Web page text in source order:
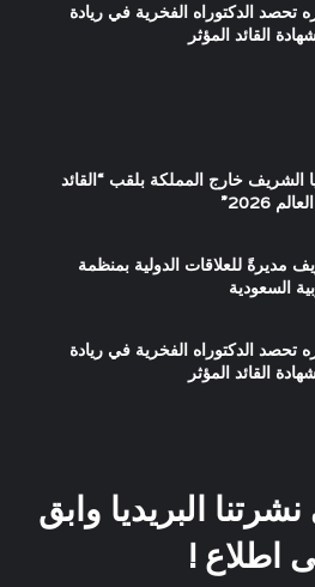
تحصد الدكتوراه الفخرية في ريادة
القائد المؤثر
الشريف خارج المملكة بلقب “القائد
2026”
مديرةً للعلاقات الدولية بمنظمة
تحصد الدكتوراه الفخرية في ريادة
القائد المؤثر
البريديا وابق
اطلاع !